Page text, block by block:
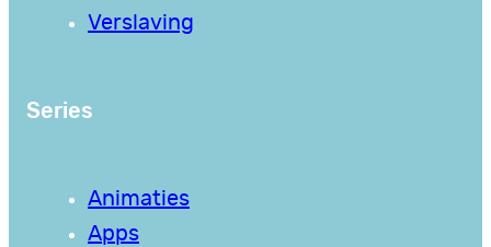
Verslaving
Series
Animaties
Apps